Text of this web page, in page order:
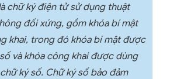
chữ ký điện tử sử dụng thuật
đối xứng, gồm khóa bí mật
khai, trong đó khóa bí mật được
và khóa công khai được dùng
ký số. Chữ ký số bảo đảm